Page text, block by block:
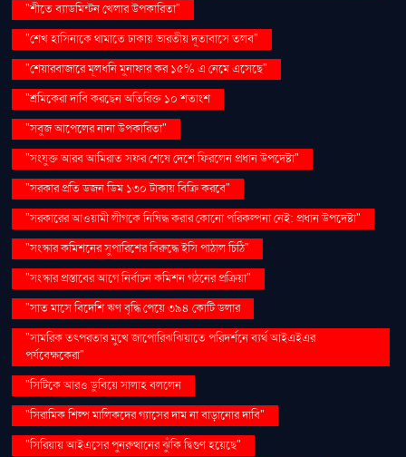
"শীতে ব্যাডমিন্টন খেলার উপকারিতা"
"শেখ হাসিনাকে থামাতে ঢাকায় ভারতীয় দূতাবাসে তলব"
"শেয়ারবাজারে মূলধনি মুনাফার কর ১৫% এ নেমে এসেছে"
"শ্রমিকেরা দাবি করছেন অতিরিক্ত ১০ শতাংশ
"সবুজ আপেলের নানা উপকারিতা"
"সংযুক্ত আরব আমিরাত সফর শেষে দেশে ফিরলেন প্রধান উপদেষ্টা"
"সরকার প্রতি ডজন ডিম ১৩০ টাকায় বিক্রি করবে"
"সরকারের আওয়ামী লীগকে নিষিদ্ধ করার কোনো পরিকল্পনা নেই: প্রধান উপদেষ্টা"
"সংস্কার কমিশনের সুপারিশের বিরুদ্ধে ইসি পাঠাল চিঠি"
"সংস্কার প্রস্তাবের আগে নির্বাচন কমিশন গঠনের প্রক্রিয়া"
"সাত মাসে বিদেশি ঋণ বৃদ্ধি পেয়ে ৩৯৪ কোটি ডলার
"সামরিক তৎপরতার মুখে জাপোরিঝঝিয়াতে পরিদর্শনে ব্যর্থ আইএইএর
পর্যবেক্ষকেরা"
"সিটিকে আরও ডুবিয়ে সালাহ বললেন
"সিরামিক শিল্প মালিকদের গ্যাসের দাম না বাড়ানোর দাবি"
"সিরিয়ায় আইএসের পুনরুত্থানের ঝুঁকি দ্বিগুণ হয়েছে"